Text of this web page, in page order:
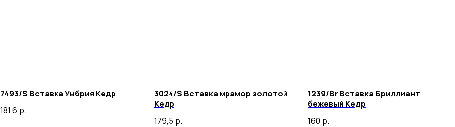
7493/S Вставка Умбрия Кедр
181,6 р.
3024/S Вставка мрамор золотой
Кедр
179,5 р.
1239/Br Вставка Бриллиант
бежевый Кедр
160 р.